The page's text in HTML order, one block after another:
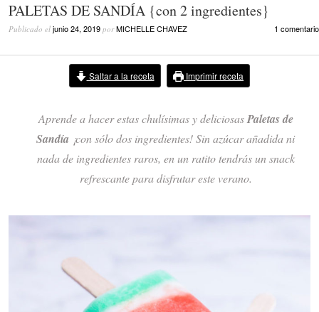
PALETAS DE SANDÍA {con 2 ingredientes}
Publicado el junio 24, 2019 porMICHELLE CHAVEZ 1 comentario
Saltar a la receta Imprimir receta
Aprende a hacer estas chulísimas y deliciosasPaletas de
Sandía ¡con sólo dos ingredientes! Sin azúcar añadida ni
nada de ingredientes raros, en un ratito tendrás un snack
refrescante para disfrutar este verano.